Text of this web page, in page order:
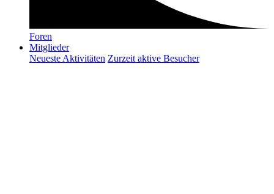
Foren
Mitglieder
Neueste Aktivitäten Zurzeit aktive Besucher